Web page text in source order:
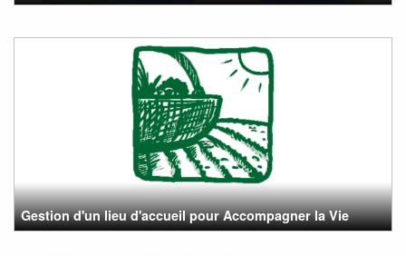
Gestion d'un lieu d'accueil pour Accompagner la Vie